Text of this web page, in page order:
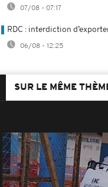
07/08 - 07:17
RDC : interdiction
06/08 - 12:25
SUR LE MÊME